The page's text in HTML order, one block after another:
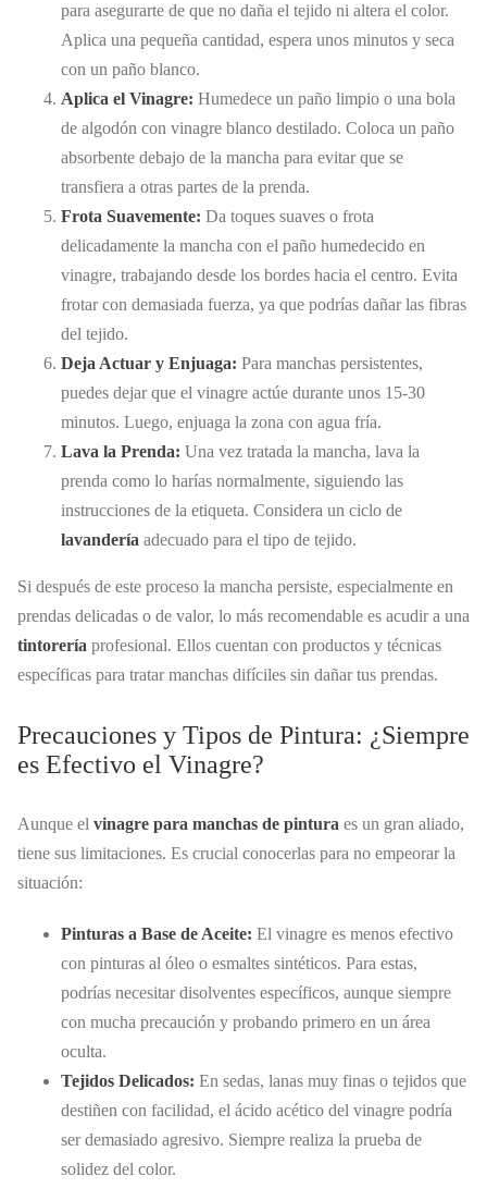
para asegurarte de que no daña el tejido ni altera el color.
Aplica una pequeña cantidad, espera unos minutos y seca
con un paño blanco.
Aplica el Vinagre: Humedece un paño limpio o una bola
de algodón con vinagre blanco destilado. Coloca un paño
absorbente debajo de la mancha para evitar que se
transfiera a otras partes de la prenda.
Frota Suavemente: Da toques suaves o frota
delicadamente la mancha con el paño humedecido en
vinagre, trabajando desde los bordes hacia el centro. Evita
frotar con demasiada fuerza, ya que podrías dañar las fibras
del tejido.
Deja Actuar y Enjuaga: Para manchas persistentes,
puedes dejar que el vinagre actúe durante unos 15-30
minutos. Luego, enjuaga la zona con agua fría.
Lava la Prenda: Una vez tratada la mancha, lava la
prenda como lo harías normalmente, siguiendo las
instrucciones de la etiqueta. Considera un ciclo de
lavandería adecuado para el tipo de tejido.
Si después de este proceso la mancha persiste, especialmente en
prendas delicadas o de valor, lo más recomendable es acudir a una
tintorería profesional. Ellos cuentan con productos y técnicas
específicas para tratar manchas difíciles sin dañar tus prendas.
Precauciones y Tipos de Pintura: ¿Siempre
es Efectivo el Vinagre?
Aunque el vinagre para manchas de pintura es un gran aliado,
tiene sus limitaciones. Es crucial conocerlas para no empeorar la
situación:
Pinturas a Base de Aceite: El vinagre es menos efectivo
con pinturas al óleo o esmaltes sintéticos. Para estas,
podrías necesitar disolventes específicos, aunque siempre
con mucha precaución y probando primero en un área
oculta.
Tejidos Delicados: En sedas, lanas muy finas o tejidos que
destiñen con facilidad, el ácido acético del vinagre podría
ser demasiado agresivo. Siempre realiza la prueba de
solidez del color.